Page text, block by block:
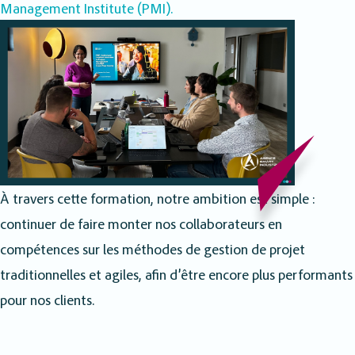
Management Institute (PMI).
À travers cette formation, notre ambition est simple :
continuer de faire monter nos collaborateurs en
compétences sur les méthodes de gestion de projet
traditionnelles et agiles, afin d’être encore plus performants
pour nos clients.